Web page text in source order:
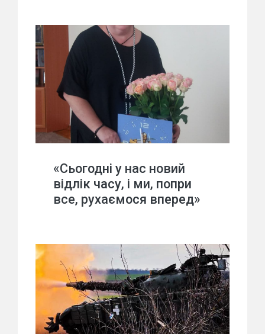
«Сьогодні у нас новий
відлік часу, і ми, попри
все, рухаємося вперед»